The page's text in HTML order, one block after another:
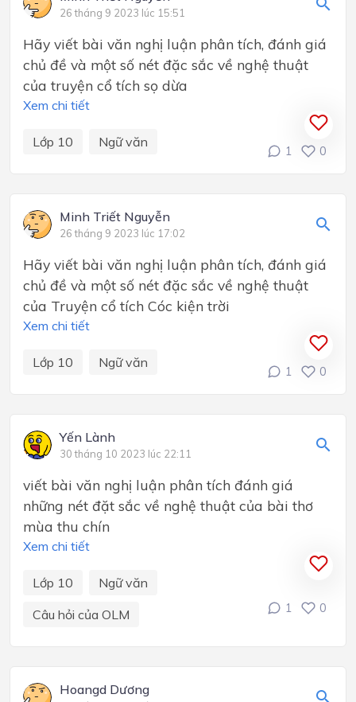
26 tháng 9 2023 lúc 15:51
Hãy viết bài văn nghị luận phân tích, đánh giá
chủ đề và một số nét đặc sắc về nghệ thuật
của truyện cổ tích sọ dừa
Xem chi tiết
Lớp 10 Ngữ văn
1 0
Minh Triết Nguyễn
26 tháng 9 2023 lúc 17:02
Hãy viết bài văn nghị luận phân tích, đánh giá
chủ đề và một số nét đặc sắc về nghệ thuật
của Truyện cổ tích Cóc kiện trời
Xem chi tiết
Lớp 10 Ngữ văn
1 0
Yến Lành
30 tháng 10 2023 lúc 22:11
viết bài văn nghị luận phân tích đánh giá
những nét đặt sắc về nghệ thuật của bài thơ
mùa thu chín
Xem chi tiết
Lớp 10
Ngữ văn
Câu hỏi của OLM
1 0
Hoangd Dương